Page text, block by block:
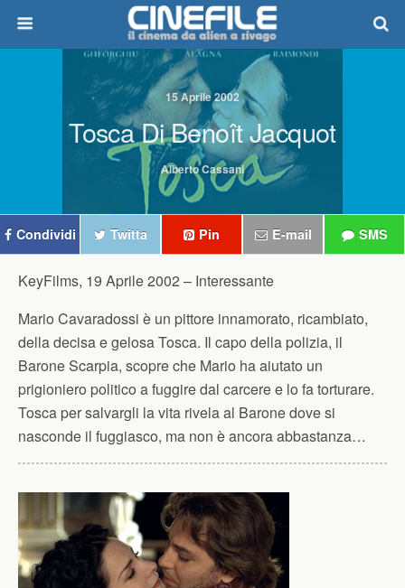
15 Aprile 2002
Tosca Di Benoît Jacquot
Alberto Cassani
Condividi Twitta Pin E-mail SMS
KeyFilms, 19 Aprile 2002 – Interessante
Mario Cavaradossi è un pittore innamorato, ricambiato,
della decisa e gelosa Tosca. Il capo della polizia, il
Barone Scarpia, scopre che Mario ha aiutato un
prigioniero politico a fuggire dal carcere e lo fa torturare.
Tosca per salvargli la vita rivela al Barone dove si
nasconde il fuggiasco, ma non è ancora abbastanza…